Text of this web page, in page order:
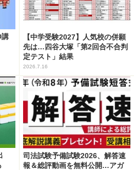
講
【中学受験2027】人気校の併願
先は…四谷大塚「第2回合不合判
定テスト」結果
2026.7.16
司法試験予備試験2026、解答速
報＆総評動画を無料公開…アガ